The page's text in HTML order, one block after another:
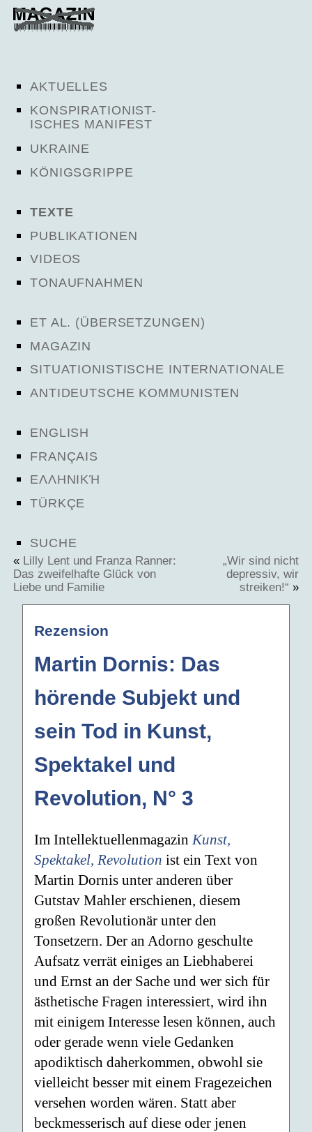
AKTUELLES
KONSPIRATIONIST-
ISCHES MANIFEST
UKRAINE
KÖNIGSGRIPPE
TEXTE
PUBLIKATIONEN
VIDEOS
TONAUFNAHMEN
ET AL. (ÜBERSETZUNGEN)
MAGAZIN
SITUATIONISTISCHE INTERNATIONALE
ANTIDEUTSCHE KOMMUNISTEN
ENGLISH
FRANÇAIS
ΕΛΛΗΝΙΚΉ
TÜRKÇE
SUCHE
« Lilly Lent und Franza Ranner:
Das zweifelhafte Glück von
Liebe und Familie
„Wir sind nicht
depressiv, wir
streiken!“ »
Rezension
Martin Dornis: Das
hörende Subjekt und
sein Tod in Kunst,
Spektakel und
Revolution, N° 3
Im Intellektuellenmagazin Kunst,
Spektakel, Revolution ist ein Text von
Martin Dornis unter anderen über
Gutstav Mahler erschienen, diesem
großen Revolutionär unter den
Tonsetzern. Der an Adorno geschulte
Aufsatz verrät einiges an Liebhaberei
und Ernst an der Sache und wer sich für
ästhetische Fragen interessiert, wird ihn
mit einigem Interesse lesen können, auch
oder gerade wenn viele Gedanken
apodiktisch daherkommen, obwohl sie
vielleicht besser mit einem Fragezeichen
versehen worden wären. Statt aber
beckmesserisch auf diese oder jenen